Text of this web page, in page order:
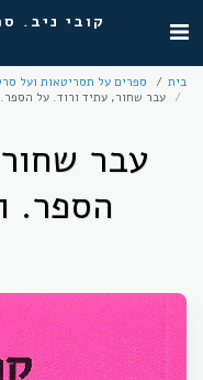
קובי ניב.
בית
ספרים על תסריטאות ועל
עבר שחור, עתיד ורוד. על
עבר
הספר.